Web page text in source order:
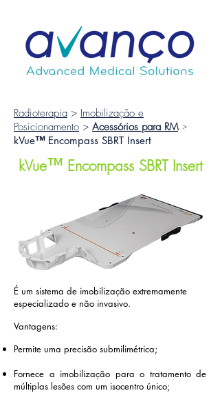
Radioterapia > Imobilização e
Posicionamento > Acessórios para RM >
kVue™ Encompass SBRT Insert
kVue™ Encompass SBRT Insert
É um sistema de imobilização extremamente
especializado e não invasivo.
​Vantagens:
Permite uma precisão submilimétrica;
Fornece a imobilização para o tratamento de
múltiplas lesões com um isocentro único;